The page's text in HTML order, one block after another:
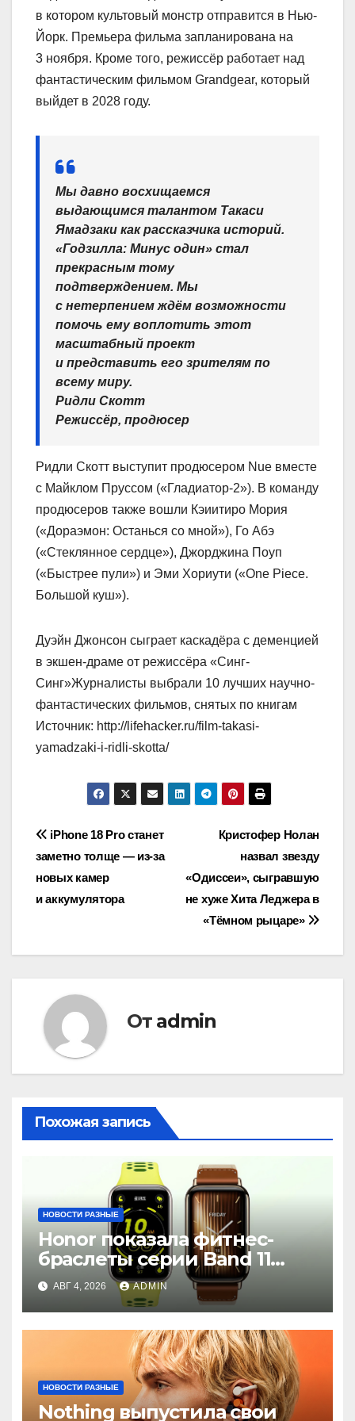
в котором культовый монстр отправится в Нью-
Йорк. Премьера фильма запланирована на
3 ноября. Кроме того, режиссёр работает над
фантастическим фильмом Grandgear, который
выйдет в 2028 году.
Мы давно восхищаемся
выдающимся талантом Такаси
Ямадзаки как рассказчика историй.
«Годзилла: Минус один» стал
прекрасным тому
подтверждением. Мы
с нетерпением ждём возможности
помочь ему воплотить этот
масштабный проект
и представить его зрителям по
всему миру.
Ридли Скотт
Режиссёр, продюсер
Ридли Скотт выступит продюсером Nue вместе
с Майклом Пруссом («Гладиатор‑2»). В команду
продюсеров также вошли Кэиитиро Мория
(«Дораэмон: Останься со мной»), Го Абэ
(«Стеклянное сердце»), Джорджина Поуп
(«Быстрее пули») и Эми Хориути («One Piece.
Большой куш»).
Дуэйн Джонсон сыграет каскадёра с деменцией
в экшен-драме от режиссёра «Синг-
Синг»Журналисты выбрали 10 лучших научно-
фантастических фильмов, снятых по книгам
Источник: http://lifehacker.ru/film-takasi-
yamadzaki-i-ridli-skotta/
Навигация
по
записям
Кристофер Нолан
назвал звезду
«Одиссеи», сыгравшую
не хуже Хита Леджера в
«Тёмном рыцаре»
iPhone 18 Pro станет
заметно толще — из-за
новых камер
и аккумулятора
От admin
Похожая запись
НОВОСТИ РАЗНЫЕ
Honor показала фитнес-
браслеты серии Band 11
с GPS и автономностью до
26 дней
АВГ 4, 2026 ADMIN
НОВОСТИ РАЗНЫЕ
Nothing выпустила свои